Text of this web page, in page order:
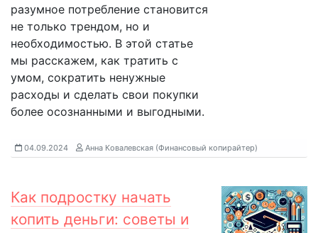
разумное потребление становится
не только трендом, но и
необходимостью. В этой статье
мы расскажем, как тратить с
умом, сократить ненужные
расходы и сделать свои покупки
более осознанными и выгодными.
04.09.2024 Анна Ковалевская (Финансовый копирайтер)
Как подростку начать
копить деньги: советы и